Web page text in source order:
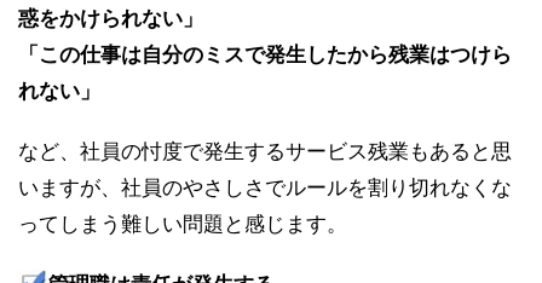
惑をかけられない」
「この仕事は自分のミスで発生したから残業はつけら
れない」
など、社員の忖度で発生するサービス残業もあると思
いますが、社員のやさしさでルールを割り切れなくな
ってしまう難しい問題と感じます。